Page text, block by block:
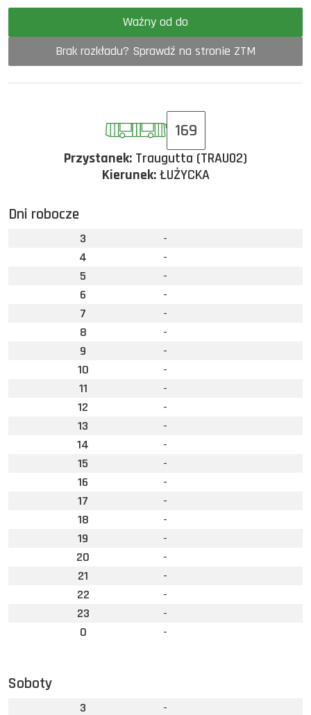
Ważny od do
Brak rozkładu? Sprawdź na stronie ZTM
169
Przystanek: Traugutta (TRAU02)
Kierunek:ŁUŻYCKA
Dni robocze
3
-
4
-
5
-
6
-
7
-
8
-
9
-
10
-
11
-
12
-
13
-
14
-
15
-
16
-
17
-
18
-
19
-
20
-
21
-
22
-
23
-
0
-
Soboty
3
-